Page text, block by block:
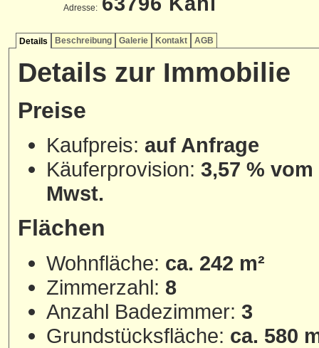
Adresse:
Details Beschreibung Galerie Kontakt AGB
Details zur Immobilie
Preise
Kaufpreis: auf Anfrage
Käuferprovision: 3,57 %
Mwst.
Flächen
Wohnfläche: ca. 242 m²
Zimmerzahl: 8
Anzahl Badezimmer: 3
Grundstücksfläche: ca. 580